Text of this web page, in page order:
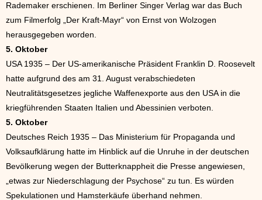
Rademaker erschienen. Im Berliner Singer Verlag war das Buch
zum Filmerfolg „Der Kraft-Mayr“ von Ernst von Wolzogen
herausgegeben worden.
5. Oktober
USA 1935 – Der US-amerikanische Präsident Franklin D. Roosevelt
hatte aufgrund des am 31. August verabschiedeten
Neutralitätsgesetzes jegliche Waffenexporte aus den USA in die
kriegführenden Staaten Italien und Abessinien verboten.
5. Oktober
Deutsches Reich 1935 – Das Ministerium für Propaganda und
Volksaufklärung hatte im Hinblick auf die Unruhe in der deutschen
Bevölkerung wegen der Butterknappheit die Presse angewiesen,
„etwas zur Niederschlagung der Psychose“ zu tun. Es würden
Spekulationen und Hamsterkäufe überhand nehmen.